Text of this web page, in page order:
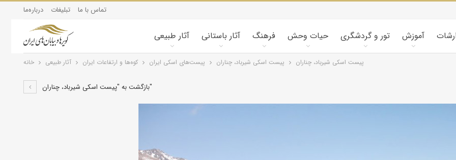
درباره‌ما تبلیغات تماس با ما
آثار طبیعی آثار باستانی فرهنگ حیات وحش تور و گردشگری آموزش
خانه آثار طبیعی کوه‌ها و ارتفاعات ایران پیست‌های اسکی ایران پیست اسکی شیرباد، چناران پیست اسکی شیرباد، چناران
بازگشت به "پیست اسکی شیرباد، چناران"